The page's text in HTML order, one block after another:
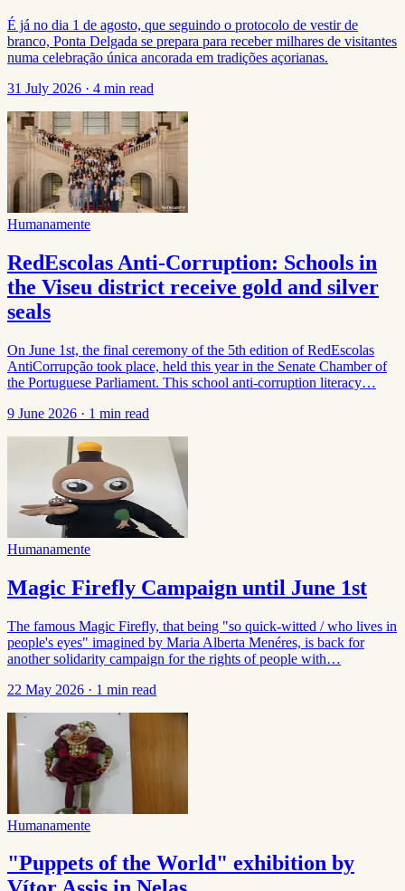
É já no dia 1 de agosto, que seguindo o protocolo de vestir de
branco, Ponta Delgada se prepara para receber milhares de visitantes
numa celebração única ancorada em tradições açorianas.
31 July 2026 · 4 min read
Humanamente
RedEscolas Anti-Corruption: Schools in
the Viseu district receive gold and silver
seals
On June 1st, the final ceremony of the 5th edition of RedEscolas
AntiCorrupção took place, held this year in the Senate Chamber of
the Portuguese Parliament. This school anti-corruption literacy…
9 June 2026 · 1 min read
Humanamente
Magic Firefly Campaign until June 1st
The famous Magic Firefly, that being "so quick-witted / who lives in
people's eyes" imagined by Maria Alberta Menéres, is back for
another solidarity campaign for the rights of people with…
22 May 2026 · 1 min read
Humanamente
"Puppets of the World" exhibition by